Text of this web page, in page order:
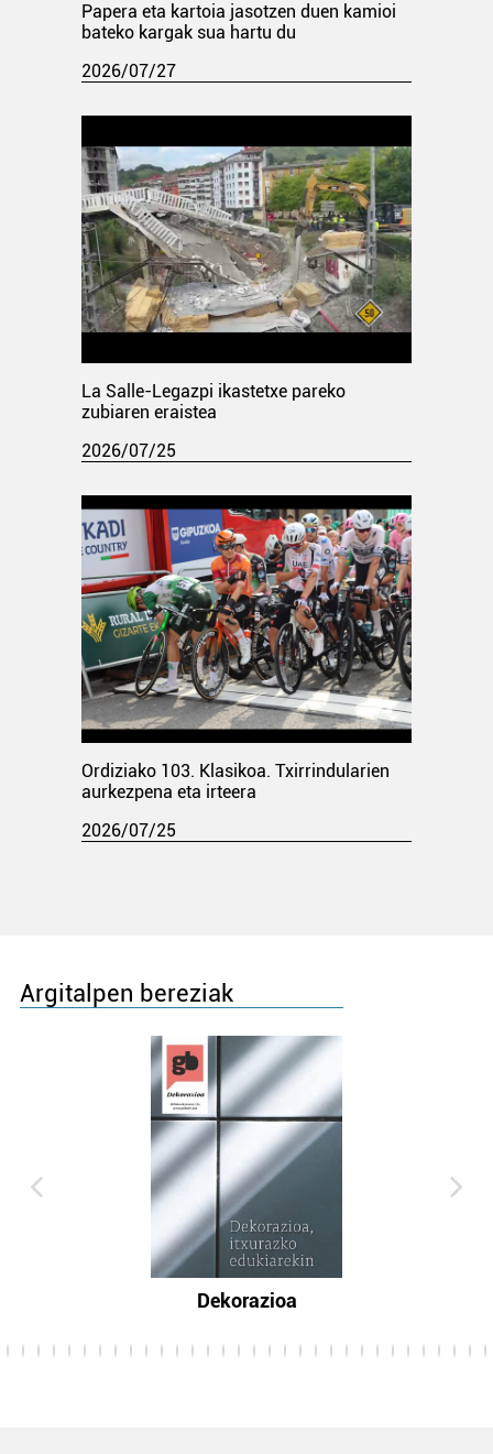
Papera eta kartoia jasotzen duen kamioi
bateko kargak sua hartu du
2026/07/27
La Salle-Legazpi ikastetxe pareko
zubiaren eraistea
2026/07/25
Ordiziako 103. Klasikoa. Txirrindularien
aurkezpena eta irteera
2026/07/25
Argitalpen bereziak
Dekorazioa